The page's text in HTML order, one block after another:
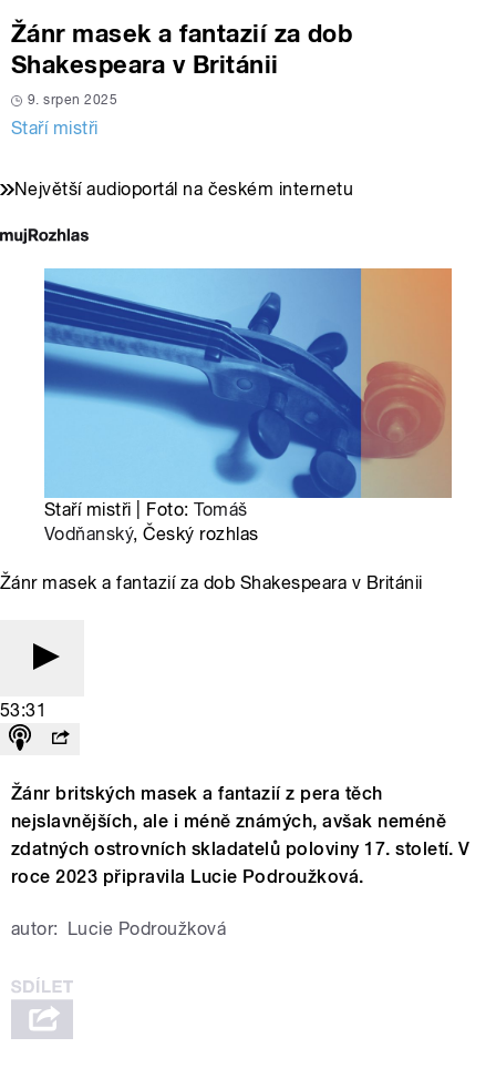
Žánr masek a fantazií za dob
Shakespeara v Británii
9. srpen 2025
Staří mistři
Největší audioportál na českém internetu
Staří mistři | Foto:Tomáš
Vodňanský, Český rozhlas
Žánr masek a fantazií za dob Shakespeara v Británii
53:31
Žánr britských masek a fantazií z pera těch
nejslavnějších, ale i méně známých, avšak neméně
zdatných ostrovních skladatelů poloviny 17. století. V
roce 2023 připravila Lucie Podroužková.
autor: Lucie Podroužková